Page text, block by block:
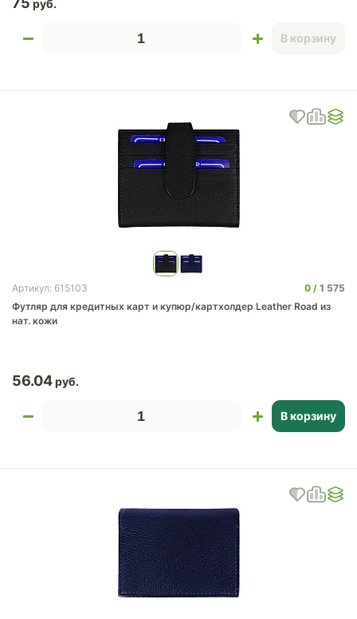
В корзину
Артикул: 615103 0
1 575
Футляр для кредитных карт и купюр/картхолдер Leather Road из
нат. кожи
56.04
В корзину